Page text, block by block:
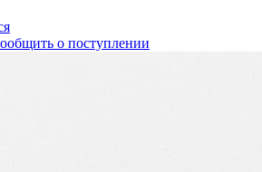
о поступлении